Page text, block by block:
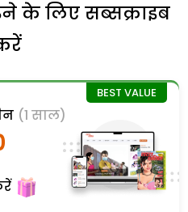
के लिए सब्सक्राइब
(1 साल)